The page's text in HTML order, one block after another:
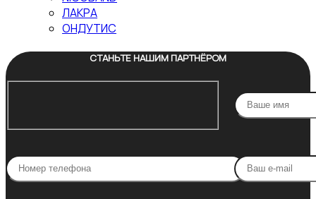
ЛАКРА
ОНДУТИС
СТАНЬТЕ НАШИМ ПАРТНЁРОМ